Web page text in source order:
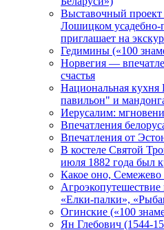
Выставочный
Лошицком усадебно-
приглашает на
Гедимины («100
Норвегия —
счастья
Национальная кухня
павильон" и
Иерусалим:
Впечатления
Впечатления от
В костеле Святой
июля 1882 года был
Какое оно,
«Елки-палки»,
Огинские («100
Ян Глебович (1544-